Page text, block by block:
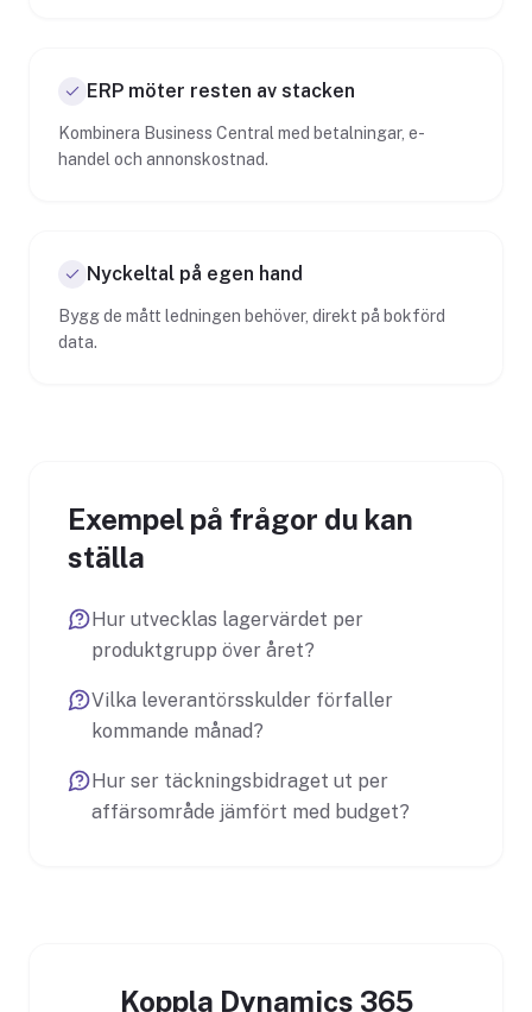
ERP möter resten av stacken
Kombinera Business Central med betalningar, e-
handel och annonskostnad.
Nyckeltal på egen hand
Bygg de mått ledningen behöver, direkt på bokförd
data.
Exempel på frågor du kan
ställa
Hur utvecklas lagervärdet per
produktgrupp över året?
Vilka leverantörsskulder förfaller
kommande månad?
Hur ser täckningsbidraget ut per
affärsområde jämfört med budget?
Koppla Dynamics 365